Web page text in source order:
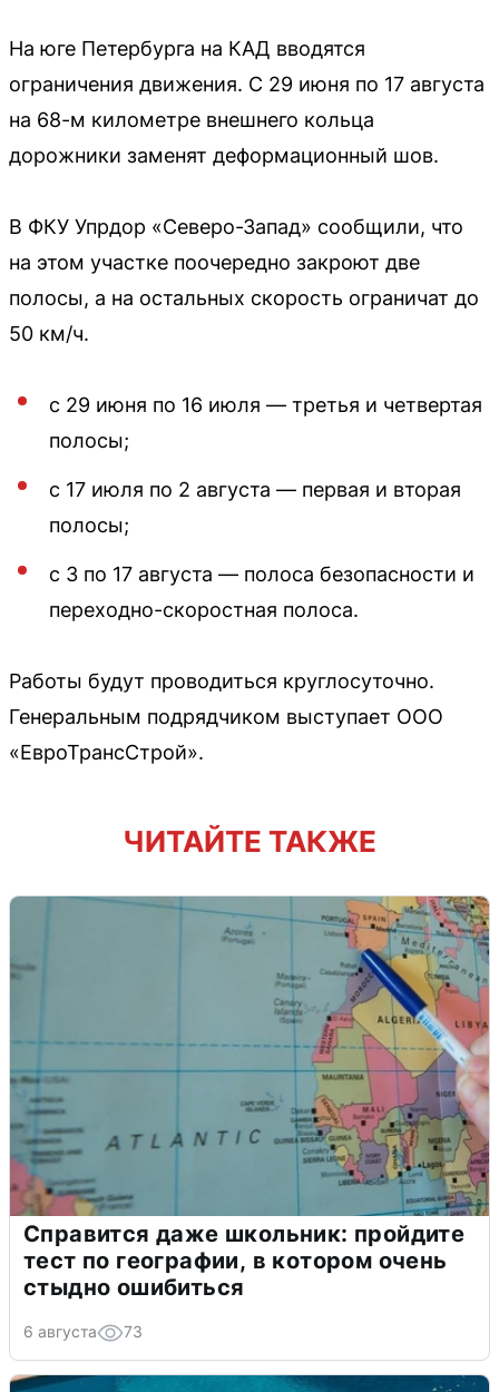
На юге Петербурга на КАД вводятся
ограничения движения. С 29 июня по 17 августа
на 68-м километре внешнего кольца
дорожники заменят деформационный шов.
В ФКУ Упрдор «Северо-Запад» сообщили, что
на этом участке поочередно закроют две
полосы, а на остальных скорость ограничат до
50 км/ч.
с 29 июня по 16 июля — третья и четвертая
полосы;
с 17 июля по 2 августа — первая и вторая
полосы;
с 3 по 17 августа — полоса безопасности и
переходно-скоростная полоса.
Работы будут проводиться круглосуточно.
Генеральным подрядчиком выступает ООО
«ЕвроТрансСтрой».
ЧИТАЙТЕ ТАКЖЕ
Справится даже школьник: пройдите
тест по географии, в котором очень
стыдно ошибиться
6 августа 73